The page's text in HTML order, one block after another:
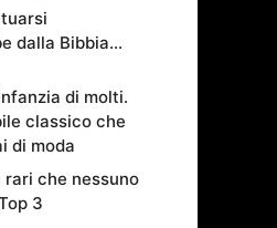
dalla Bibbia…
di molti.
classico che
di moda
rari che nessuno
3